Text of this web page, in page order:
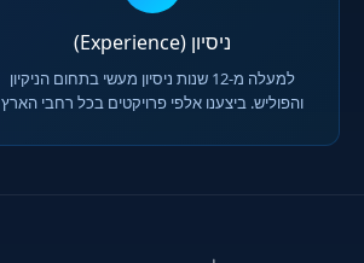
ניסיון (Experience)
למעלה מ-12 שנות ניסיון מעשי בתחום הניקיון
והפוליש. ביצענו אלפי פרויקטים בכל רחבי הארץ